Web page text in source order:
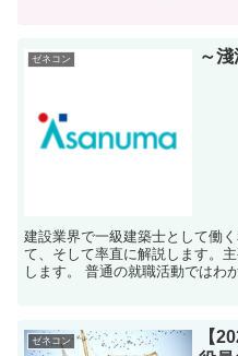
ゼネコン ～
建設業界で一級建築士として働
て、そして率直に解説します。
します。 普通の就職活動ではわ
ゼネコン
【